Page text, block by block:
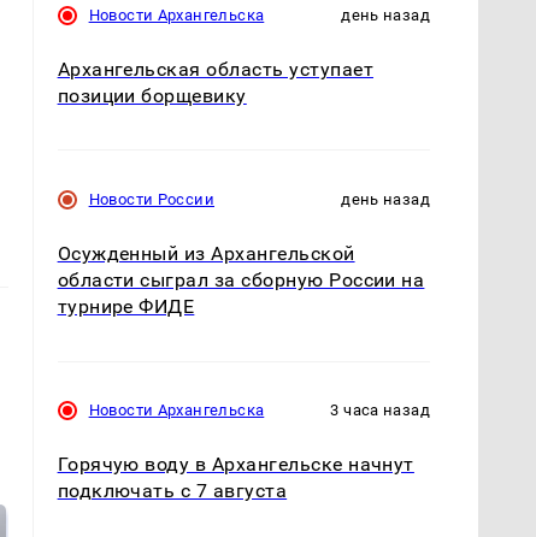
Новости Архангельска день назад
Архангельская область уступает
позиции борщевику
Новости России день назад
Осужденный из Архангельской
области сыграл за сборную России на
турнире ФИДЕ
Новости Архангельска 3 часа назад
Горячую воду в Архангельске начнут
подключать с 7 августа